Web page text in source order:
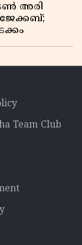
അരി
ജേക്കബ്;
Team Club